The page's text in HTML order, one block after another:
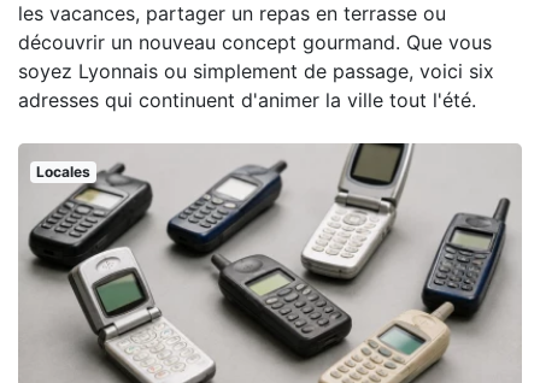
les vacances, partager un repas en terrasse ou
découvrir un nouveau concept gourmand. Que vous
soyez Lyonnais ou simplement de passage, voici six
adresses qui continuent d'animer la ville tout l'été.
Locales